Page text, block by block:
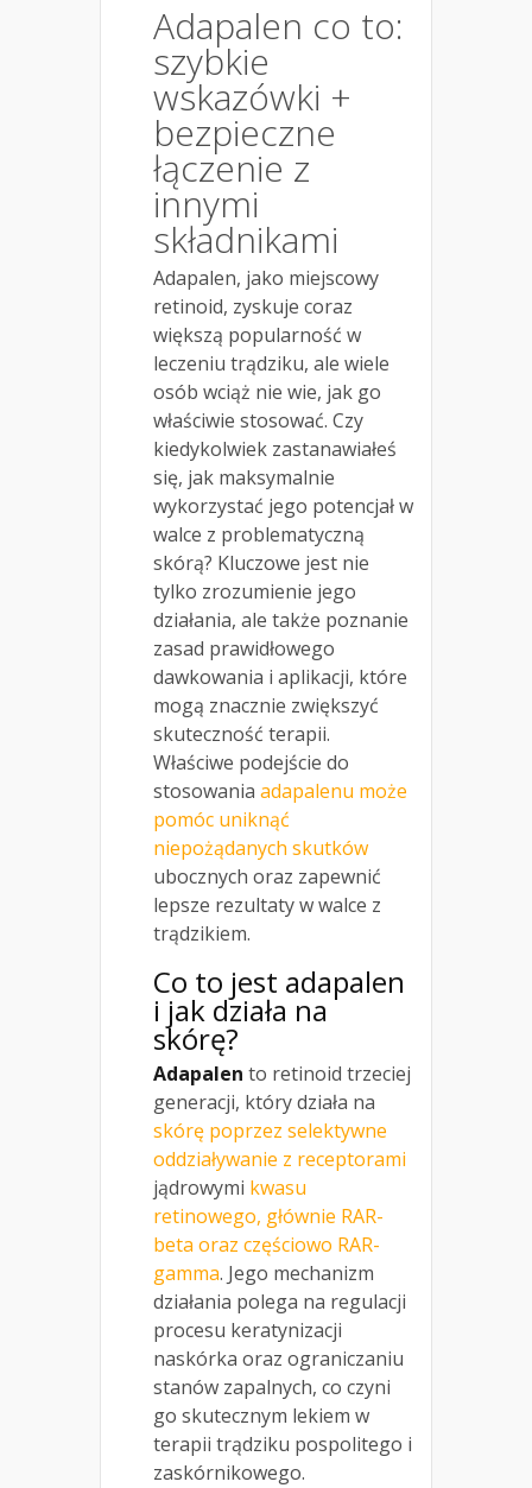
Adapalen co to:
szybkie
wskazówki +
bezpieczne
łączenie z
innymi
składnikami
Adapalen, jako miejscowy
retinoid, zyskuje coraz
większą popularność w
leczeniu trądziku, ale wiele
osób wciąż nie wie, jak go
właściwie stosować. Czy
kiedykolwiek zastanawiałeś
się, jak maksymalnie
wykorzystać jego potencjał w
walce z problematyczną
skórą? Kluczowe jest nie
tylko zrozumienie jego
działania, ale także poznanie
zasad prawidłowego
dawkowania i aplikacji, które
mogą znacznie zwiększyć
skuteczność terapii.
Właściwe podejście do
stosowania adapalenu może
pomóc uniknąć
niepożądanych skutków
ubocznych oraz zapewnić
lepsze rezultaty w walce z
trądzikiem.
Co to jest adapalen
i jak działa na
skórę?
Adapalen to retinoid trzeciej
generacji, który działa na
skórę poprzez selektywne
oddziaływanie z receptorami
jądrowymi kwasu
retinowego, głównie RAR-
beta oraz częściowo RAR-
gamma. Jego mechanizm
działania polega na regulacji
procesu keratynizacji
naskórka oraz ograniczaniu
stanów zapalnych, co czyni
go skutecznym lekiem w
terapii trądziku pospolitego i
zaskórnikowego.